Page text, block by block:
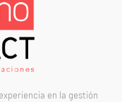
en la gestión